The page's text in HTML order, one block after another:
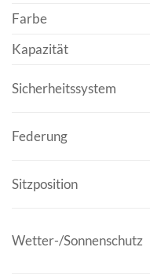
Farbe
Kapazität
Sicherheitssystem
Federung
Sitzposition
Wetter-/Sonnenschutz